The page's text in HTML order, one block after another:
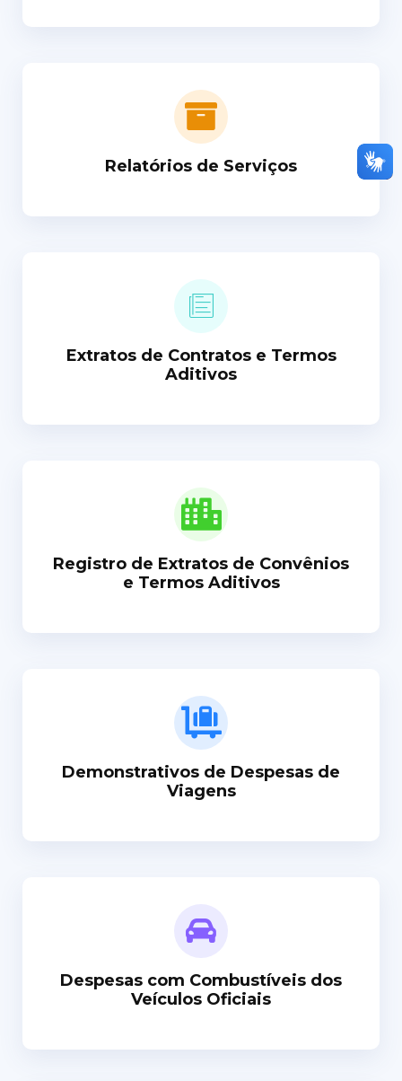
Relatórios de Serviços
Extratos de Contratos e Termos
Aditivos
Registro de Extratos de Convênios
e Termos Aditivos
Demonstrativos de Despesas de
Viagens
Despesas com Combustíveis dos
Veículos Oficiais